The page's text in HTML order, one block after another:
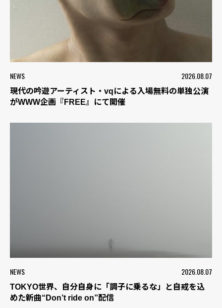
NEWS 2026.08.07
現代の吟遊アーティスト・vqによる入場無料の単独公演
がWWW企画『FREE』にて開催
NEWS 2026.08.07
TOKYO世界、自分自身に「調子に乗るな」と自戒を込
めた新曲“Don’t ride on”配信